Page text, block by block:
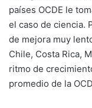
países OCDE le
el caso de ciencia.
de mejora muy
Chile, Costa Rica,
ritmo de
promedio de la